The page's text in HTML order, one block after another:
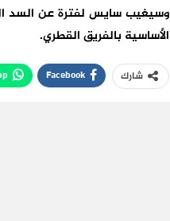
وسيغيب سايس لفترة عن السد
الأساسية بالفريق القطري.
شارك Facebook